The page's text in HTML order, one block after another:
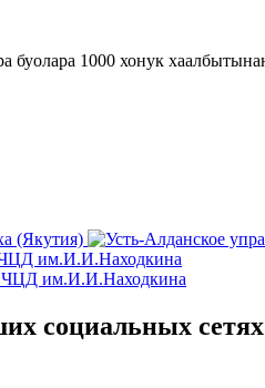
социальных сетях